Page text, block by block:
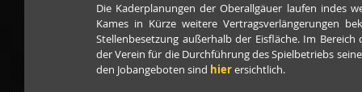
Die Kaderplanungen der Oberallgäuer laufen indes
Kames in Kürze weitere Vertragsverlängerungen
Stellenbesetzung außerhalb der Eisfläche. Im
der Verein für die Durchführung des Spielbetriebs
den Jobangeboten sind hier ersichtlich.